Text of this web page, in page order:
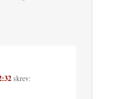
skrev: